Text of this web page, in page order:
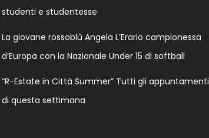
studenti e studentesse
La giovane rossoblù Angela L’Erario campionessa
d’Europa con la Nazionale Under 15 di softball
“R-Estate in Città Summer” Tutti gli appuntamenti
di questa settimana